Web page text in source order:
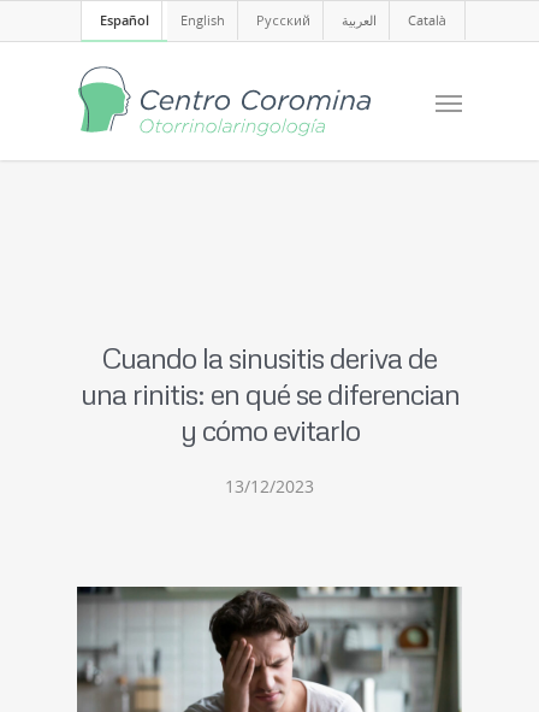
Español English Русский العربية Català
Cuando la sinusitis deriva de
una rinitis: en qué se diferencian
y cómo evitarlo
13/12/2023